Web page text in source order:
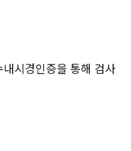
시경인증을 통해 검사